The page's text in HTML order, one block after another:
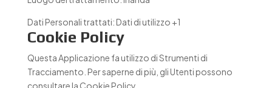
Dati Personali trattati:Dati di utilizzo +1
Cookie Policy
Questa Applicazione fa utilizzo di Strumenti di
Tracciamento. Per saperne di più, gli Utenti possono